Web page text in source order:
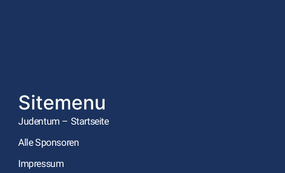
Sitemenu
Judentum – Startseite
Alle Sponsoren
Impressum